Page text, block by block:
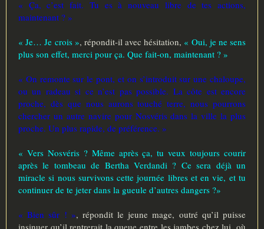
« Ça, c’est fait. Tu es à nouveau libre de tes actions,
maintenant ? »
« Je… Je crois », répondit-il avec hésitation, « Oui, je ne sens
plus son effet, merci pour ça. Que fait-on, maintenant ? »
« On remonte sur le pont, et on s’introduit sur une chaloupe,
ou un radeau si ce n’est pas possible. La côte est encore
proche, dès que nous aurons touché terre, nous pourrons
chercher un autre navire pour Nosvéris dans la ville la plus
proche. Un plus rapide, de préférence. »
« Vers Nosvéris ? Même après ça, tu veux toujours courir
après le tombeau de Bertha Verdandi ? Ce sera déjà un
miracle si nous survivons cette journée libres et en vie, et tu
continuer de te jeter dans la gueule d’autres dangers ?»
« Bien sûr ! », répondit le jeune mage, outré qu’il puisse